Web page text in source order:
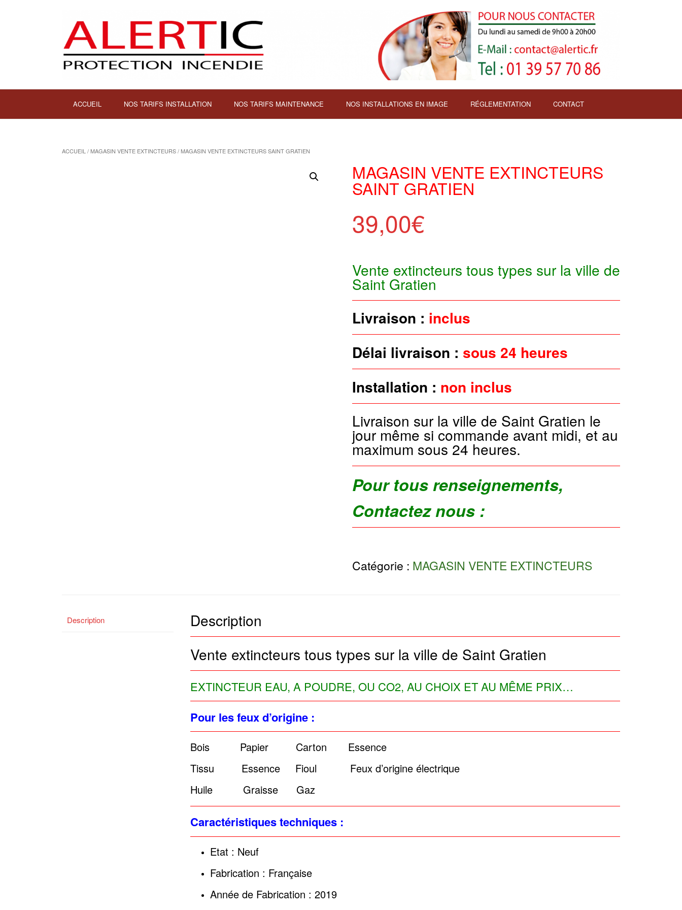
ACCUEIL NOS TARIFS INSTALLATION NOS TARIFS MAINTENANCE NOS INSTALLATIONS EN IMAGE RÉGLEMENTATION CONTACT
ACCUEIL /MAGASIN VENTE EXTINCTEURS/ MAGASIN VENTE EXTINCTEURS SAINT GRATIEN
MAGASIN VENTE EXTINCTEURS
SAINT GRATIEN
39,00€
Vente extincteurs tous types sur la ville de
Saint Gratien
Livraison : inclus
Délai livraison : sous 24 heures
Installation : non inclus
Livraison sur la ville de Saint Gratien le
jour même si commande avant midi, et au
maximum sous 24 heures.
Pour tous renseignements,
Contactez nous :
Catégorie : MAGASIN VENTE EXTINCTEURS
Description
Description
Vente extincteurs tous types sur la ville de Saint Gratien
EXTINCTEUR EAU, A POUDRE, OU CO2, AU CHOIX ET AU MÊME PRIX…
Pour les feux d’origine :
Bois Papier Carton Essence
Tissu Essence Fioul Feux d’origine électrique
Huile Graisse Gaz
Caractéristiques techniques :
Etat : Neuf
Fabrication : Française
Année de Fabrication : 2019